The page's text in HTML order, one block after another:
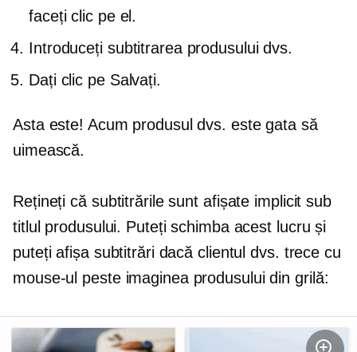
faceți clic pe el.
Introduceți subtitrarea produsului dvs.
Dați clic pe Salvați.
Asta este! Acum produsul dvs. este gata să
uimească.
Rețineți că subtitrările sunt afișate implicit sub
titlul produsului. Puteți schimba acest lucru și
puteți afișa subtitrări dacă clientul dvs. trece cu
mouse-ul peste imaginea produsului din grilă: